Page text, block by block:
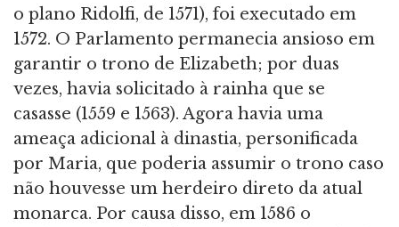
o plano Ridolfi, de 1571), foi executado em
1572. O Parlamento permanecia ansioso em
garantir o trono de Elizabeth; por duas
vezes, havia solicitado à rainha que se
casasse (1559 e 1563). Agora havia uma
ameaça adicional à dinastia, personificada
por Maria, que poderia assumir o trono caso
não houvesse um herdeiro direto da atual
monarca. Por causa disso, em 1586 o